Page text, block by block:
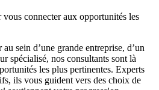
vous connecter aux opportunités les
sein d’une grande entreprise, d’un
spécialisé, nos consultants sont là
les plus pertinentes. Experts
ils vous guident vers des choix de